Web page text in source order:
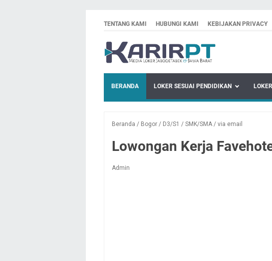
TENTANG KAMI HUBUNGI KAMI KEBIJAKAN PRIVACY
BERANDA LOKER SESUAI PENDIDIKAN
Beranda / Bogor / D3/S1 / SMK/SMA / via email
Lowongan Kerja
Admin